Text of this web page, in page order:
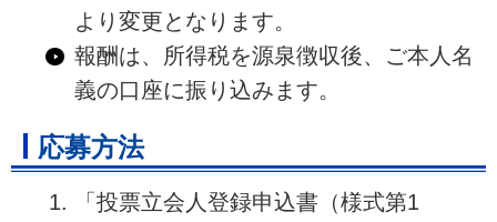
より変更となります。
報酬は、所得税を源泉徴収後、ご本人名
義の口座に振り込みます。
応募方法
「投票立会人登録申込書（様式第1